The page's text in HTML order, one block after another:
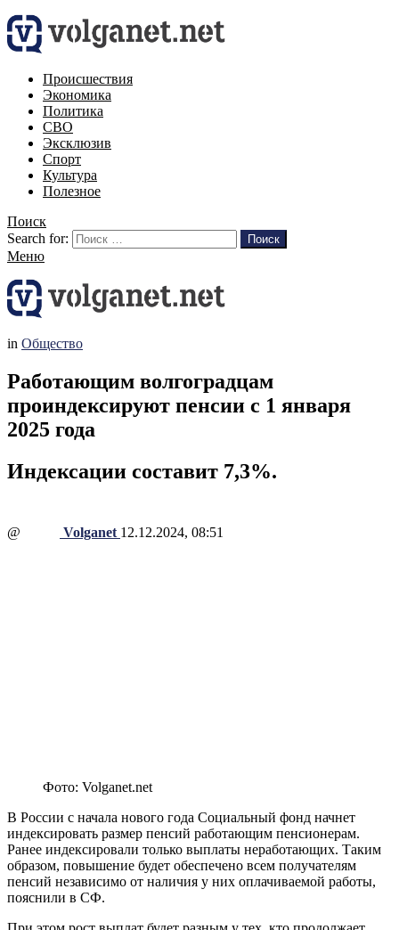
Происшествия
Экономика
Политика
СВО
Эксклюзив
Спорт
Культура
Полезное
Поиск
Search for:
Поиск
Меню
in Общество
Работающим волгоградцам
проиндексируют пенсии с 1 января
2025 года
Индексации составит 7,3%.
@ Volganet 12.12.2024, 08:51
Фото: Volganet.net
В России с начала нового года Социальный фонд начнет
индексировать размер пенсий работающим пенсионерам.
Ранее индексировали только выплаты неработающих. Таким
образом, повышение будет обеспечено всем получателям
пенсий независимо от наличия у них оплачиваемой работы,
пояснили в СФ.